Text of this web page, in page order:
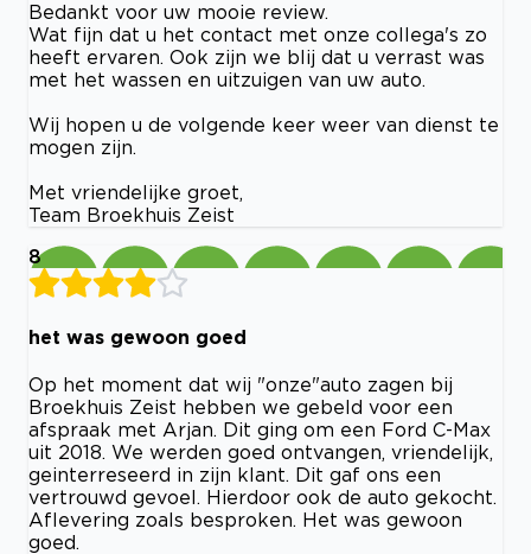
Bedankt voor uw mooie review.
Wat fijn dat u het contact met onze collega's zo
heeft ervaren. Ook zijn we blij dat u verrast was
met het wassen en uitzuigen van uw auto.
Wij hopen u de volgende keer weer van dienst te
mogen zijn.
Met vriendelijke groet,
Team Broekhuis Zeist
8
het was gewoon goed
Op het moment dat wij "onze"auto zagen bij
Broekhuis Zeist hebben we gebeld voor een
afspraak met Arjan. Dit ging om een Ford C-Max
uit 2018. We werden goed ontvangen, vriendelijk,
geinterreseerd in zijn klant. Dit gaf ons een
vertrouwd gevoel. Hierdoor ook de auto gekocht.
Aflevering zoals besproken. Het was gewoon
goed.